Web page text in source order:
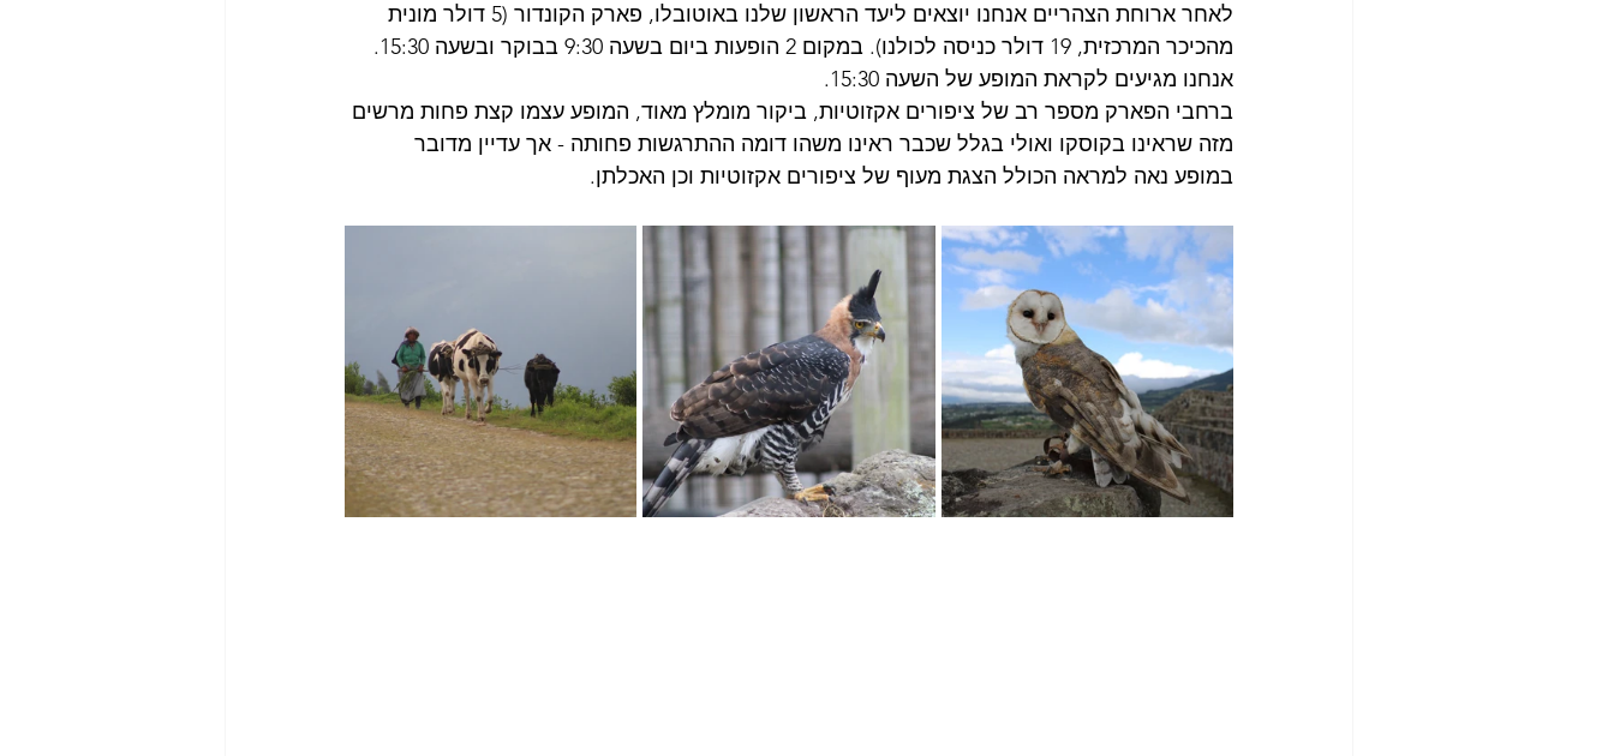
לאחר ארוחת הצהריים אנחנו יוצאים ליעד הראשון שלנו באוטובלו, פארק הקונדור (5 דולר מונית
מהכיכר המרכזית, 19 דולר כניסה לכולנו). במקום 2 הופעות ביום בשעה 9:30 בבוקר ובשעה 15:30.
אנחנו מגיעים לקראת המופע של השעה 15:30.
ברחבי הפארק מספר רב של ציפורים אקזוטיות, ביקור מומלץ מאוד, המופע עצמו קצת פחות מרשים
מזה שראינו בקוסקו ואולי בגלל שכבר ראינו משהו דומה ההתרגשות פחותה - אך עדיין מדובר
במופע נאה למראה הכולל הצגת מעוף של ציפורים אקזוטיות וכן האכלתן.